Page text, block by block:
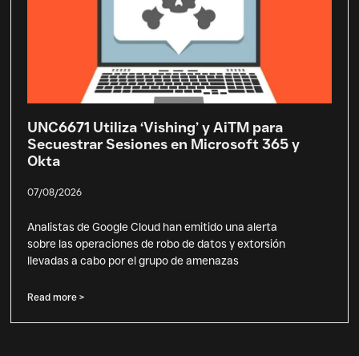
UNC6671 Utiliza ‘Vishing’ y AiTM para
Secuestrar Sesiones en Microsoft 365 y
Okta
07/08/2026
Analistas de Google Cloud han emitido una alerta
sobre las operaciones de robo de datos y extorsión
llevadas a cabo por el grupo de amenazas
Read more >